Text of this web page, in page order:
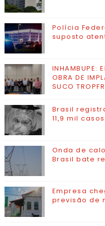
Polícia
suposto
INHAMBUPE:
OBRA DE
SUCO
Brasil
11,9 mil
Onda de
Brasil bate
Empresa
previsão de